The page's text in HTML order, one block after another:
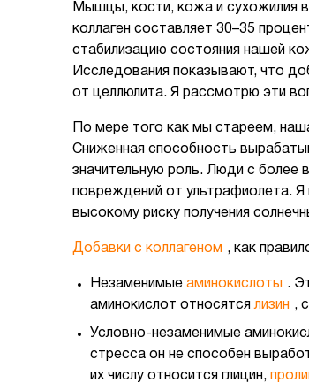
Мышцы, кости, кожа и сухожилия
коллаген составляет 30–35
стабилизацию состояния нашей
Исследования показывают, что
от целлюлита. Я рассмотрю эти
По мере того как мы стареем,
Сниженная способность
значительную роль. Люди с более
повреждений от ультрафиолета.
высокому риску получения
Добавки с коллагеном , как
Незаменимые аминокислоты .
аминокислот относятся лизин ,
Условно-незаменимые
стресса он не способен
их числу относится глицин,